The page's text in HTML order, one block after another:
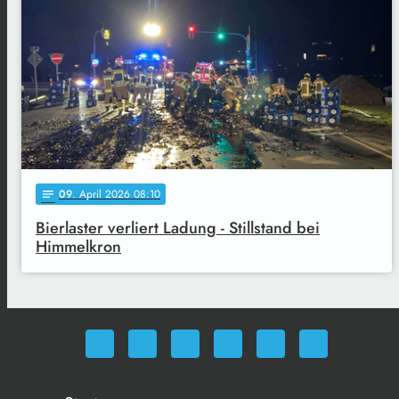
notes 09. April 2026 08:10
Bierlaster verliert Ladung - Stillstand bei
Himmelkron